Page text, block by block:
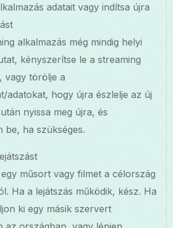
adatait vagy indítsa újra
alkalmazás még mindig helyi
kényszerítse le a streaming
vagy törölje a
adatokat, hogy újra észlelje az új
nyissa meg újra, és
be, ha szükséges.
műsort vagy filmet a célország
Ha a lejátszás működik, kész. Ha
ki egy másik szervert